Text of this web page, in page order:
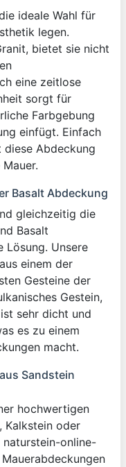
ideale Wahl für
legen.
bietet sie nicht
eine zeitlose
sorgt für
Farbgebung
einfügt. Einfach
Abdeckung
Basalt Abdeckung
gleichzeitig die
Basalt
Lösung. Unsere
einem der
Gesteine der
Gestein,
sehr dicht und
es zu einem
macht.
Sandstein
hochwertigen
Kalkstein oder
naturstein-online-